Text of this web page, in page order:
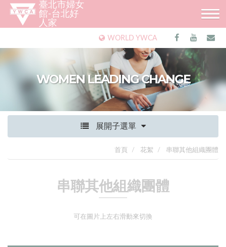
臺北市婦女
館-台北好
人家
WORLD YWCA
WOMEN LEADING CHANGE
展開子選單
首頁 花絮 串聯其他組織團體
串聯其他組織團體
可在圖片上左右滑動來切換